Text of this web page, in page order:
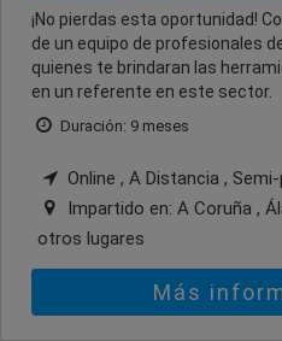
¡No pierdas esta oportunidad!
de un equipo de profesionales
quienes te brindaran las
en un referente en este sector.
Duración: 9 meses
Online , A Distancia ,
Impartido en: A Coruña ,
otros lugares
Más